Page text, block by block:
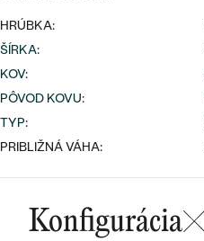
HRÚBKA:
ŠÍRKA:
KOV:
PÔVOD KOVU:
TYP:
PRIBLIŽNÁ VÁHA:
Konfigurácia